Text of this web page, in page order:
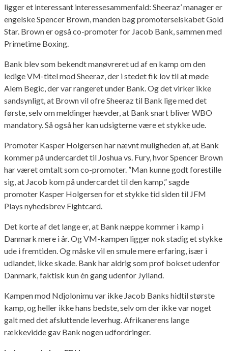
ligger et interessant interessesammenfald: Sheeraz’ manager er
engelske Spencer Brown, manden bag promoterselskabet Gold
Star. Brown er også co-promoter for Jacob Bank, sammen med
Primetime Boxing.
Bank blev som bekendt manøvreret ud af en kamp om den
ledige VM-titel mod Sheeraz, der i stedet fik lov til at møde
Alem Begic, der var rangeret under Bank. Og det virker ikke
sandsynligt, at Brown vil ofre Sheeraz til Bank lige med det
første, selv om meldinger hævder, at Bank snart bliver WBO
mandatory. Så også her kan udsigterne være et stykke ude.
Promoter Kasper Holgersen har nævnt muligheden af, at Bank
kommer på undercardet til Joshua vs. Fury, hvor Spencer Brown
har været omtalt som co-promoter. ”Man kunne godt forestille
sig, at Jacob kom på undercardet til den kamp,” sagde
promoter Kasper Holgersen for et stykke tid siden til JFM
Plays nyhedsbrev Fightcard.
Det korte af det lange er, at Bank næppe kommer i kamp i
Danmark mere i år. Og VM-kampen ligger nok stadig et stykke
ude i fremtiden. Og måske vil en smule mere erfaring, især i
udlandet, ikke skade. Bank har aldrig som prof bokset udenfor
Danmark, faktisk kun én gang udenfor Jylland.
Kampen mod Ndjolonimu var ikke Jacob Banks hidtil største
kamp, og heller ikke hans bedste, selv om der ikke var noget
galt med det afsluttende leverhug. Afrikanerens lange
rækkevidde gav Bank nogen udfordringer.